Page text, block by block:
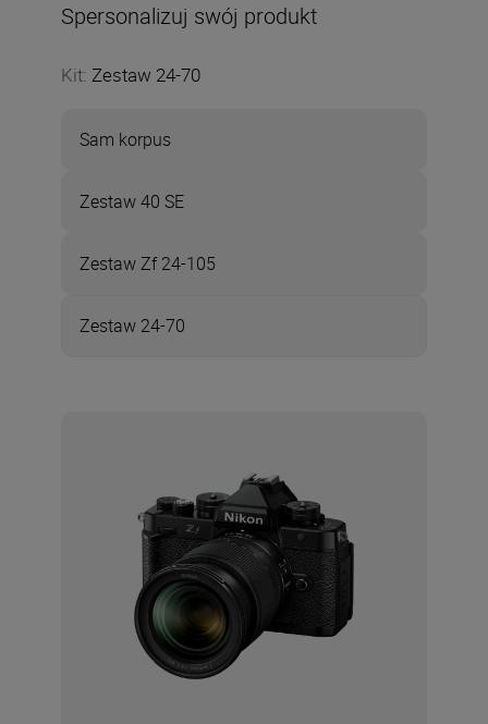
Spersonalizuj swój produkt
Kit: Zestaw 24-70
Sam korpus
Zestaw 40 SE
Zestaw Zf 24-105
Zestaw 24-70